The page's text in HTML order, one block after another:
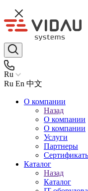
Ru
Ru En 中文
О компании
Назад
О компании
О компании
Услуги
Партнеры
Каталог
Назад
Каталог